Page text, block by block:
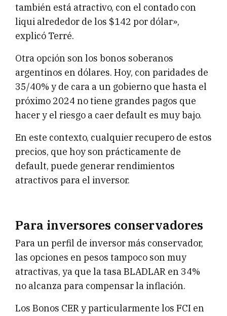
también está atractivo, con el contado con
liqui alrededor de los $142 por dólar»,
explicó Terré.
Otra opción son los bonos soberanos
argentinos en dólares. Hoy, con paridades de
35/40% y de cara a un gobierno que hasta el
próximo 2024 no tiene grandes pagos que
hacer y el riesgo a caer default es muy bajo.
En este contexto, cualquier recupero de estos
precios, que hoy son prácticamente de
default, puede generar rendimientos
atractivos para el inversor.
Para inversores conservadores
Para un perfil de inversor más conservador,
las opciones en pesos tampoco son muy
atractivas, ya que la tasa BLADLAR en 34%
no alcanza para compensar la inflación.
Los Bonos CER y particularmente los FCI en